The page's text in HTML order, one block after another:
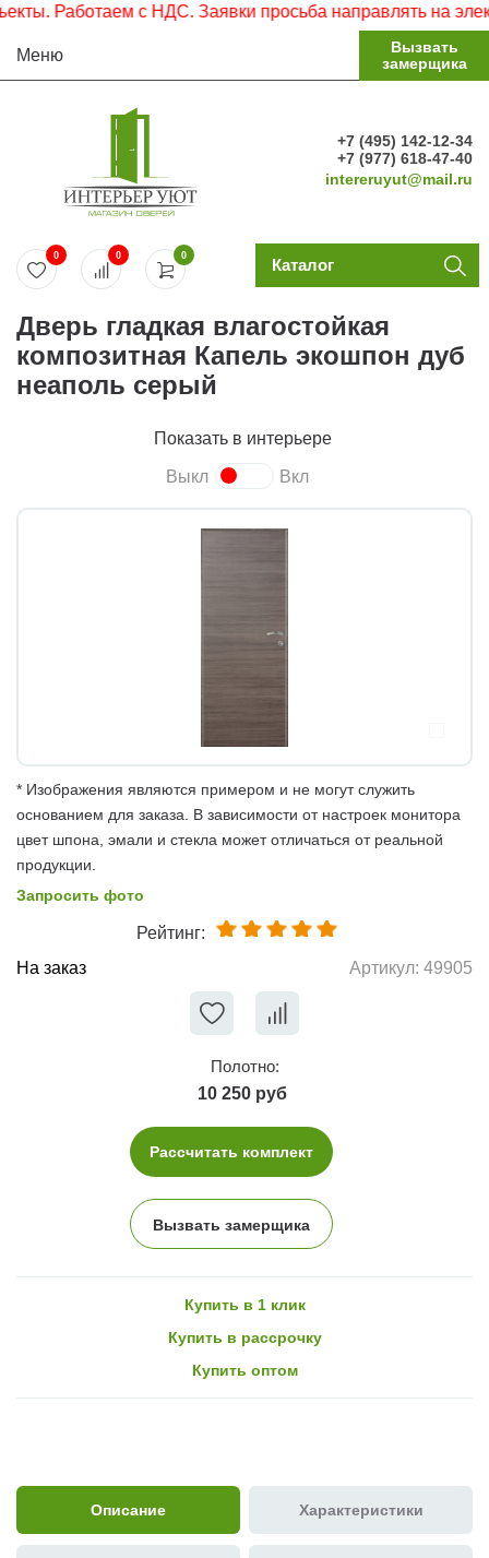
Работаем с НДС. Заявки просьба направлять на
Меню
Вызвать
замерщика
+7 (495) 142-12-34
+7 (977) 618-47-40
intereruyut@mail.ru
0
0 0 Каталог
Дверь гладкая влагостойкая
композитная Капель экошпон дуб
неаполь серый
Показать в интерьере
Выкл Вкл
* Изображения являются примером и не могут служить
основанием для заказа. В зависимости от настроек монитора
цвет шпона, эмали и стекла может отличаться от реальной
продукции.
Запросить фото
Рейтинг:
На заказ
Артикул: 49905
Полотно:
10 250 руб
Рассчитать комплект
Вызвать замерщика
Купить в 1 клик
Купить в рассрочку
Купить оптом
Описание Характеристики